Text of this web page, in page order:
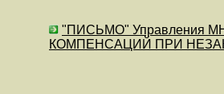
"ПИСЬМО" Управления
КОМПЕНСАЦИЙ ПРИ